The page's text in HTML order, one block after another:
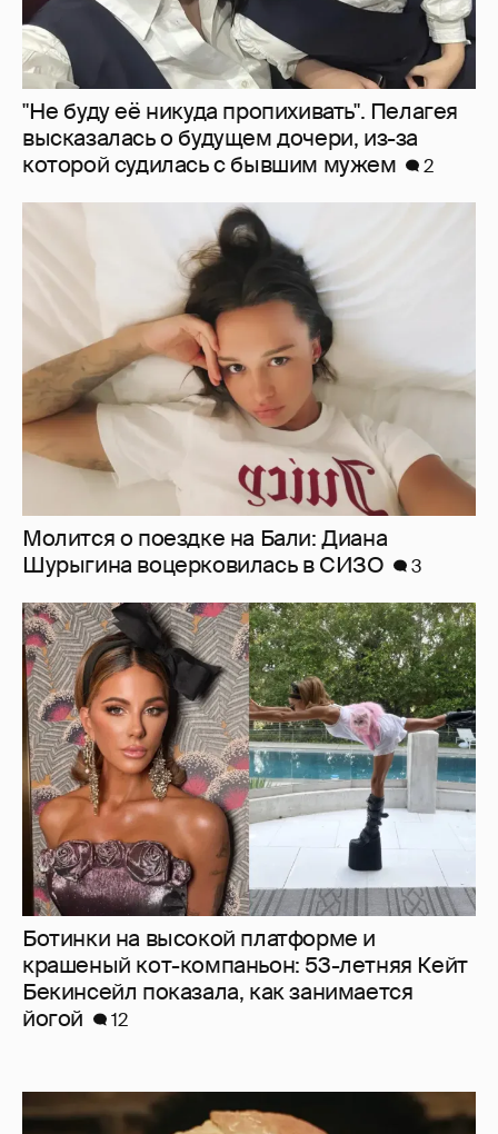
Молится о поездке на Бали: Диана
Шурыгина воцерковилась в СИЗО
Ботинки на высокой платформе и
крашеный кот-компаньон: 53-летняя Кейт
Бекинсейл показала, как занимается
йогой
12